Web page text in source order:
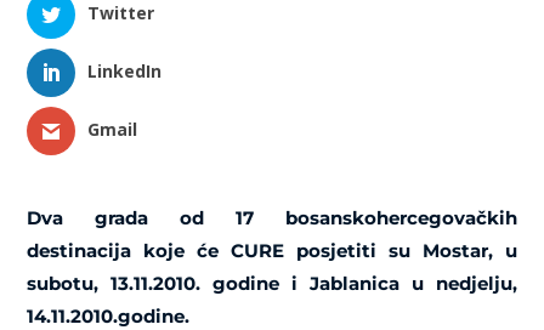
Twitter
LinkedIn
Gmail
Dva grada od 17 bosanskohercegovačkih
destinacija koje će CURE posjetiti su Mostar, u
subotu, 13.11.2010. godine i Jablanica u nedjelju,
14.11.2010.godine.